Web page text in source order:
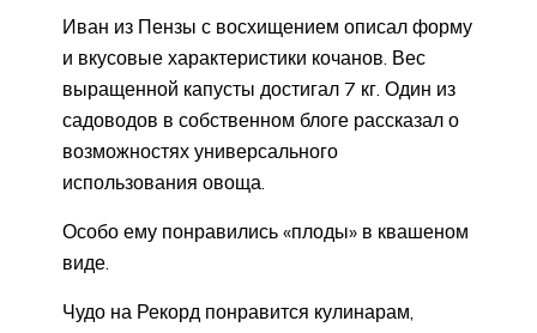
Иван из Пензы с восхищением описал форму
и вкусовые характеристики кочанов. Вес
выращенной капусты достигал 7 кг. Один из
садоводов в собственном блоге рассказал о
возможностях универсального
использования овоща.
Особо ему понравились «плоды» в квашеном
виде.
Чудо на Рекорд понравится кулинарам,